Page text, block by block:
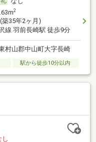
2
築35年2ヶ月)
線 羽前長崎駅 徒歩9分
村山郡中山町大字長崎
駅から徒歩10分以内
し